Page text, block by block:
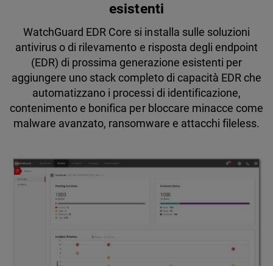
esistenti
WatchGuard EDR Core si installa sulle soluzioni
antivirus o di rilevamento e risposta degli endpoint
(EDR) di prossima generazione esistenti per
aggiungere uno stack completo di capacità EDR che
automatizzano i processi di identificazione,
contenimento e bonifica per bloccare minacce come
malware avanzato, ransomware e attacchi fileless.